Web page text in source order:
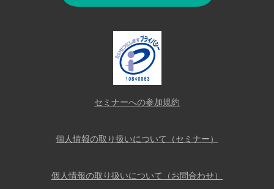
セミナーへの参加規約
個人情報の取り扱いについて（セミナー）
個人情報の取り扱いについて（お問合わせ）